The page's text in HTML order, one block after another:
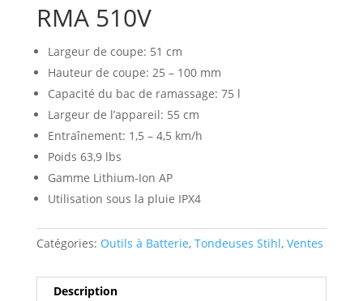
RMA 510V
Largeur de coupe: 51 cm
Hauteur de coupe: 25 – 100 mm
Capacité du bac de ramassage: 75 l
Largeur de l’appareil: 55 cm
Entraînement: 1,5 – 4,5 km/h
Poids 63,9 lbs
Gamme Lithium-Ion AP
Utilisation sous la pluie IPX4
Catégories: Outils à Batterie, Tondeuses Stihl, Ventes
Description